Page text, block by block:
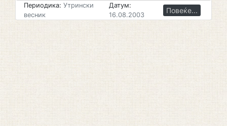
Периодика: Утрински
весник
Датум:
16.08.2003
Повеќе...